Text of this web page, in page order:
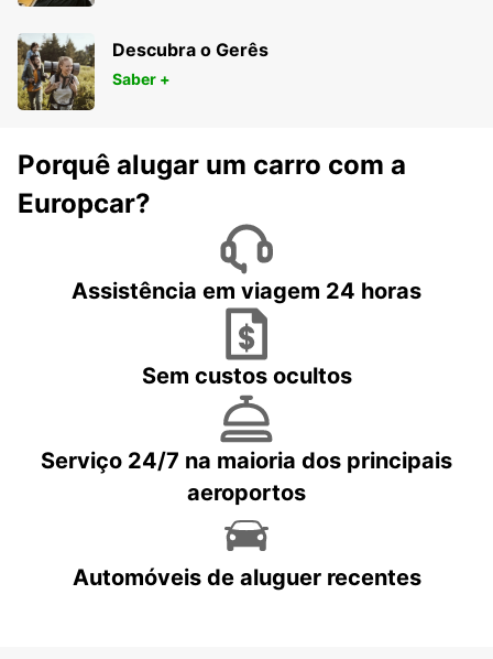
Descubra o Gerês
Saber +
Porquê alugar um carro com a
Europcar?
Assistência em viagem 24 horas
Sem custos ocultos
Serviço 24/7 na maioria dos principais
aeroportos
Automóveis de aluguer recentes